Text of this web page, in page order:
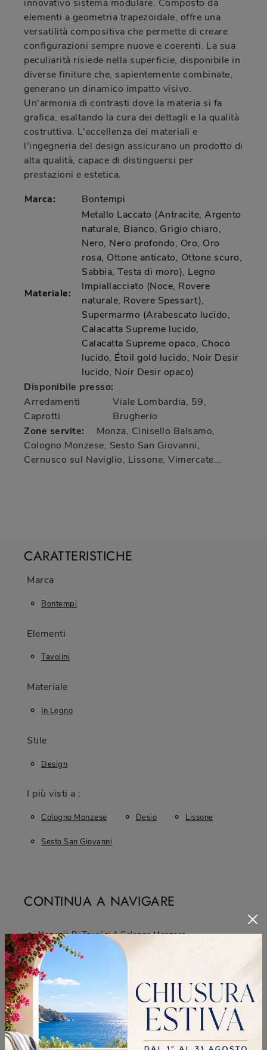
innovativo sistema modulare. Composto da
elementi a geometria trapezoidale, offre una
versatilità compositiva che permette di creare
configurazioni sempre nuove e coerenti. La sua
peculiarità risiede nella superficie, disponibile in
diverse finiture che, sapientemente combinate,
generano un dinamico impatto visivo.
Un'armonia di contrasti dove la materia si fa
grafica, esaltando la cura dei dettagli e la qualità
costruttiva. L'eccellenza dei materiali e
l'ingegneria del design assicurano un prodotto di
alta qualità, capace di distinguersi per
prestazioni e estetica.
Marca:
Bontempi
Materiale:
Metallo Laccato (Antracite, Argento
naturale, Bianco, Grigio chiaro,
Nero, Nero profondo, Oro, Oro
rosa, Ottone anticato, Ottone scuro,
Sabbia, Testa di moro), Legno
Impiallacciato (Noce, Rovere
naturale, Rovere Spessart),
Supermarmo (Arabescato lucido,
Calacatta Supreme lucido,
Calacatta Supreme opaco, Choco
lucido, Étoil gold lucido, Noir Desir
lucido, Noir Desir opaco)
Disponibile presso:
Arredamenti
Caprotti
Viale Lombardia, 59,
Brugherio
Zone servite:
Monza, Cinisello Balsamo,
Cologno Monzese, Sesto San Giovanni,
Cernusco sul Naviglio, Lissone, Vimercate...
CARATTERISTICHE
Marca
Bontempi
Elementi
Tavolini
Materiale
In Legno
Stile
Design
I più visti a :
Cologno Monzese Desio Lissone
Sesto San Giovanni
CONTINUA A NAVIGARE
Negozio Di Tavolini A Cologno Monzese
Negozio Di Tavolini A Desio
Negozio Di Tavolini A Lissone
Negozio Di Tavolini A Sesto San Giovanni
Complementi Bontempi Cologno Monzese